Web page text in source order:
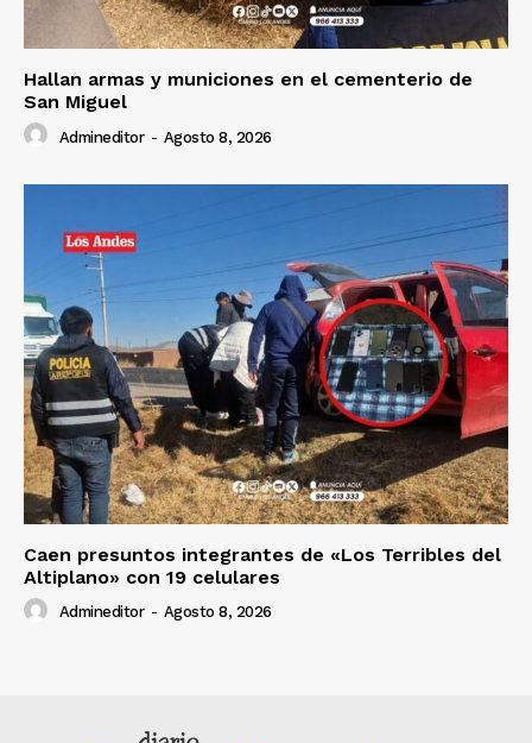
Hallan armas y municiones en el cementerio de
San Miguel
Admineditor - Agosto 8, 2026
Caen presuntos integrantes de «Los Terribles del
Altiplano» con 19 celulares
Admineditor - Agosto 8, 2026